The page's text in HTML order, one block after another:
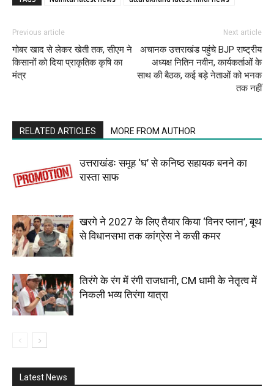
Previous article
गोबर खाद से लेकर खेती तक, सीएम ने
किसानों को दिया प्राकृतिक कृषि का
मंत्र
Next article
अचानक उत्तराखंड पहुंचे BJP राष्ट्रीय
अध्यक्ष नितिन नवीन, कार्यकर्ताओं के
साथ की बैठक, कई बड़े नेताओं को भनक
तक नहीं
RELATED ARTICLES MORE FROM AUTHOR
उत्तराखंडः समूह ‘घ’ से कनिष्ठ सहायक बनने का
रास्ता साफ
खरगे ने 2027 के लिए तैयार किया ‘विनर प्लान’, बूथ
से विधानसभा तक कांग्रेस ने कसी कमर
तिरंगे के रंग में रंगी राजधानी, CM धामी के नेतृत्व में
निकली भव्य तिरंगा यात्रा
Latest News